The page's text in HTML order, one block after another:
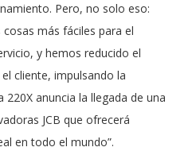
Pero, no solo eso:
más fáciles para el
y hemos reducido el
cliente, impulsando la
anuncia la llegada de una
JCB que ofrecerá
en todo el mundo”.